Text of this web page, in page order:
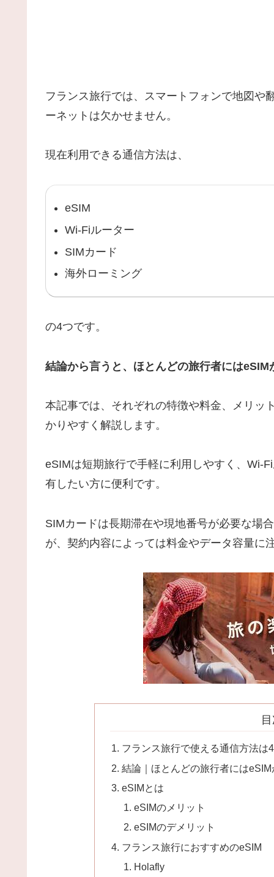
フランス旅行では、スマートフォンで地図や
ーネットは欠かせません。
現在利用できる通信方法は、
eSIM
Wi-Fiルーター
SIMカード
海外ローミング
の4つです。
結論から言うと、ほとんどの旅行者にはeSIM
本記事では、それぞれの特徴や料金、メリッ
かりやすく解説します。
eSIMは短期旅行で手軽に利用しやすく、Wi-
有したい方に便利です。
SIMカードは長期滞在や現地番号が必要な場
が、契約内容によっては料金やデータ容量に
フランス旅行で使える通信方法は
結論｜ほとんどの旅行者には
eSIMとは
eSIMのメリット
eSIMのデメリット
フランス旅行におすすめのeSIM
Holafly